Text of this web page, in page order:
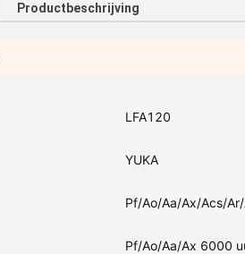
Productbeschrijving
LFA120
YUKA
Pf/Ao/Aa/Ax/Acs/
Pf/Ao/Aa/Ax 6000